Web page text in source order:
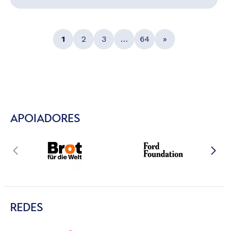
1 2 3 … 64 »
APOIADORES
REDES